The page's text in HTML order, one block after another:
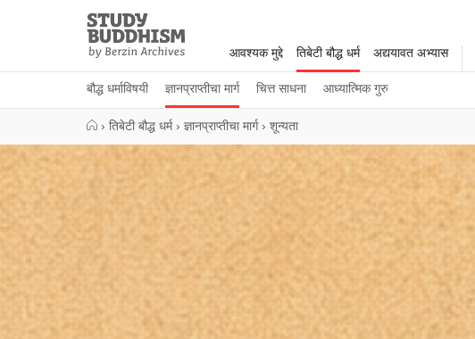
Study
Buddhism
Home
आवश्यक मुद्दे तिबेटी बौद्ध धर्म
बौद्ध धर्माविषयी ज्ञानप्राप्तीचा मार्ग चित्त साधना आध्यात्मिक गुरु
अद्ययावत अभ्यास
› तिबेटी बौद्ध धर्म › ज्ञानप्राप्तीचा मार्ग › शून्यता